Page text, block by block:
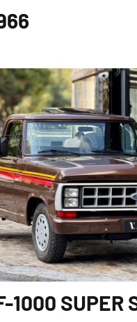
1000 SUPER